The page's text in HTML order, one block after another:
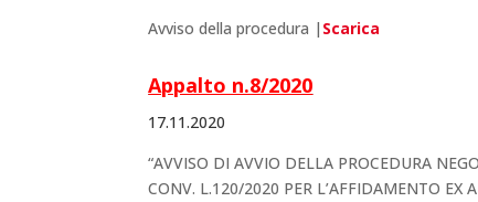
Avviso della procedura | Scarica
Appalto n.8/2020
17.11.2020
“AVVISO DI AVVIO DELLA PROCEDURA
CONV. L.120/2020 PER L’AFFIDAMENTO EX